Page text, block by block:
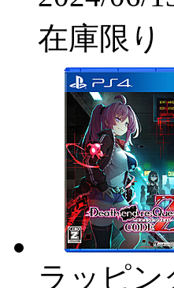
在庫限り
ラッピン